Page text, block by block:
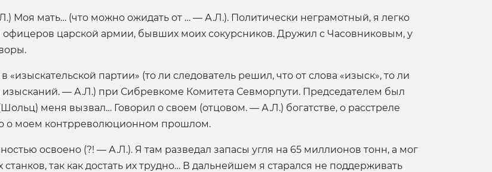
Моя мать… (что можно ожидать от … — А.Л.). Политически неграмотный, я легко
царской армии, бывших моих сокурсников. Дружил с Часовниковым, у
партии» (то ли следователь решил, что от слова «изыск», то ли
— А.Л.) при Сибревкоме Комитета Севморпути. Председателем был
меня вызвал… Говорил о своем (отцовом. — А.Л.) богатстве, о расстреле
о моем контрреволюционном прошлом.
освоено (?! — А.Л.). Я там разведал запасы угля на 65 миллионов тонн, а мог
так как достать их трудно… В дальнейшем я старался не поддерживать